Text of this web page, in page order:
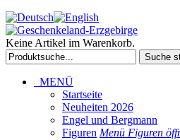
Keine Artikel im Warenkorb.
Suche
MENÜ
Startseite
Neuheiten 2026
Engel und Bergmann
Figuren Menü Figuren